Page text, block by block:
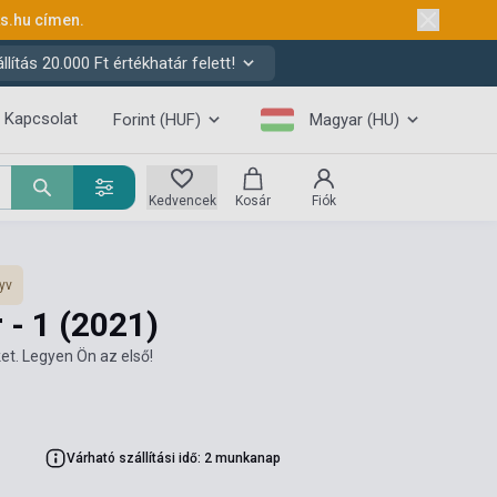
címen.
20.000 Ft értékhatár felett!
Kapcsolat Forint (HUF) Magyar (HU)
Kedvencek Kosár Fiók
1 (2021)
Legyen Ön az első!
Várható szállítási idő: 2 munkanap